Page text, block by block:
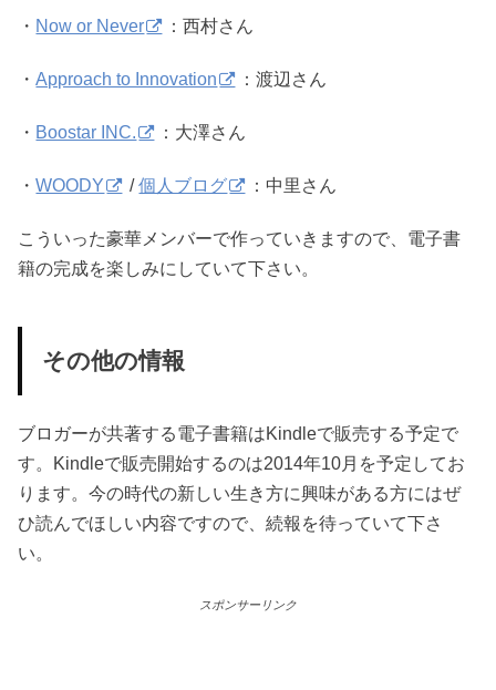
・ Now or Never ：西村さん
・Approach to Innovation ：渡辺さん
・ Boostar INC. ：大澤さん
・WOODY /個人ブログ ：中里さん
こういった豪華メンバーで作っていきますので、電子書
籍の完成を楽しみにしていて下さい。
その他の情報
ブロガーが共著する電子書籍はKindleで販売する予定で
す。Kindleで販売開始するのは2014年10月を予定してお
ります。今の時代の新しい生き方に興味がある方にはぜ
ひ読んでほしい内容ですので、続報を待っていて下さ
い。
スポンサーリンク